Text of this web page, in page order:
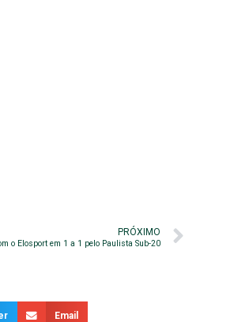
PRÓXIMO
o Elosport em 1 a 1 pelo Paulista Sub-20
Email